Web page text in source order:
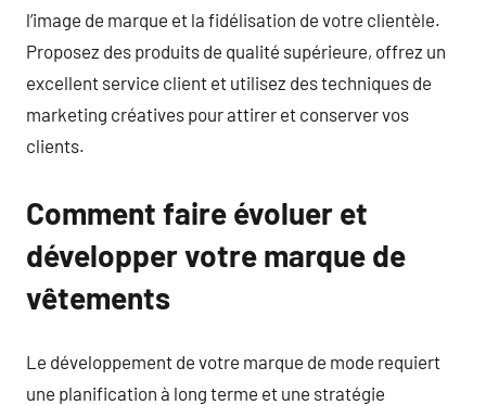
l’image de marque et la fidélisation de votre clientèle.
Proposez des produits de qualité supérieure, offrez un
excellent service client et utilisez des techniques de
marketing créatives pour attirer et conserver vos
clients.
Comment faire évoluer et
développer votre marque de
vêtements
Le développement de votre marque de mode requiert
une planification à long terme et une stratégie